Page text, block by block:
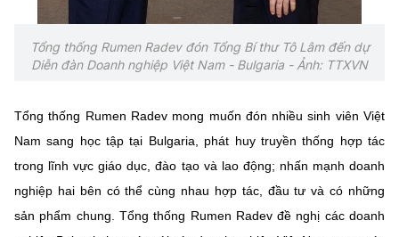
Tổng thống Rumen Radev đón Tổng Bí thư Tô Lâm đến dự
Diễn đàn Doanh nghiệp Việt Nam - Bulgaria - Ảnh: TTXVN
Tổng thống Rumen Radev mong muốn đón nhiều sinh viên Việt
Nam sang học tập tại Bulgaria, phát huy truyền thống hợp tác
trong lĩnh vực giáo dục, đào tạo và lao động; nhấn mạnh doanh
nghiệp hai bên có thể cùng nhau hợp tác, đầu tư và có những
sản phẩm chung. Tổng thống Rumen Radev đề nghị các doanh